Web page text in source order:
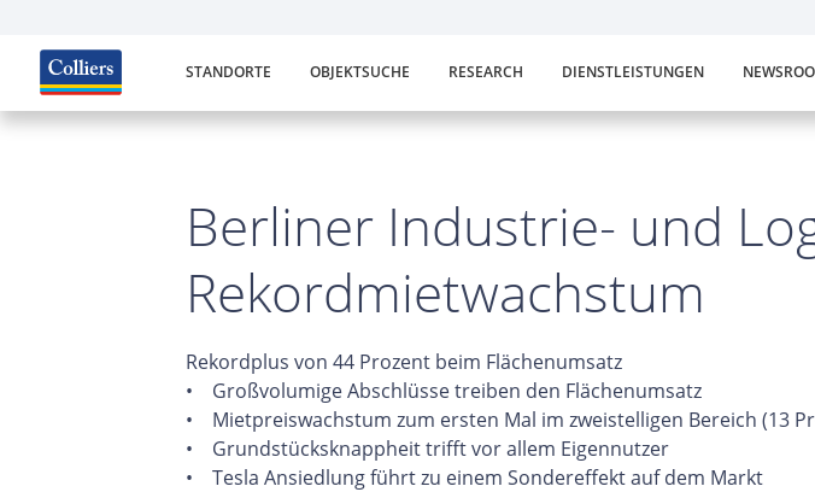
STANDORTE OBJEKTSUCHE RESEARCH DIENSTLEISTUNGEN
Berliner Industrie- und
Rekordmietwachstum
Rekordplus von 44 Prozent beim Flächenumsatz
• Großvolumige Abschlüsse treiben den Flächenumsatz
• Mietpreiswachstum zum ersten Mal im zweistelligen Bereich (13
• Grundstücksknappheit trifft vor allem Eigennutzer
• Tesla Ansiedlung führt zu einem Sondereffekt auf dem Markt